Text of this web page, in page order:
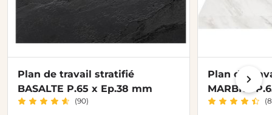
Plan de travail stratifié
BASALTE P.65 x Ep.38 mm
(90)
Plan de
MARBRE